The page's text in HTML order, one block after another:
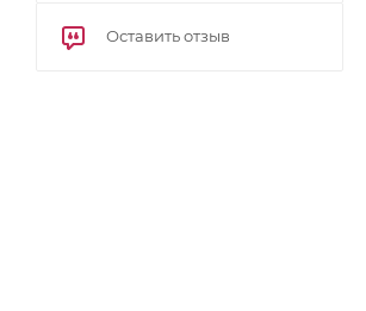
Оставить отзыв